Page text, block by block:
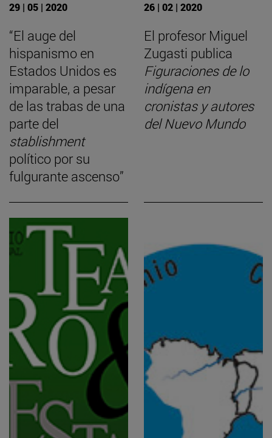
29 | 05 | 2020
“El auge del
hispanismo en
Estados Unidos es
imparable, a pesar
de las trabas de una
parte del
stablishment
político por su
fulgurante ascenso”
26 | 02 | 2020
El profesor Miguel
Zugasti publica
Figuraciones de lo
indígena en
cronistas y autores
del Nuevo Mundo